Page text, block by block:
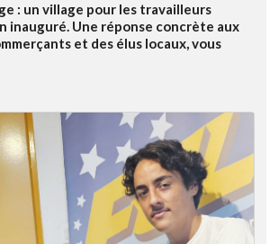
: un village pour les travailleurs
inauguré. Une réponse concrète aux
et des élus locaux, vous